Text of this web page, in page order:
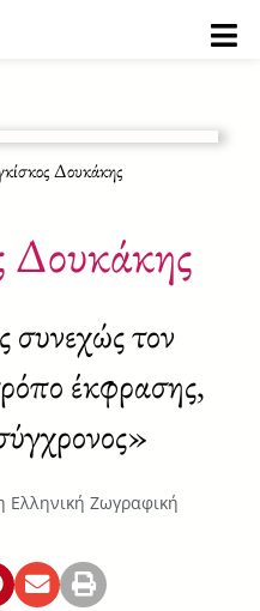
Δουκάκης
Δουκάκης
συνεχώς τον
έκφρασης,
Ελληνική Ζωγραφική